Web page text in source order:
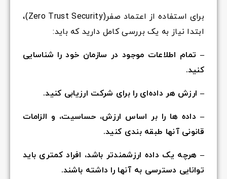
برای استفاده از اعتماد صفر(Zero Trust Security)،
ابتدا نیاز به یک بررسی کامل دارید که باید:
– تمام اطلاعات موجود در سازمان خود را شناسایی
کنید.
– ارزش هر داده‌ای را برای شرکت ارزیابی کنید.
– داده ها را بر اساس ارزش، حساسیت، و الزامات
قانونی آنها طبقه بندی کنید.
– هرچه یک داده ارزشمندتر باشد، افراد کمتری باید
توانایی دسترسی به آنها را داشته باشند.